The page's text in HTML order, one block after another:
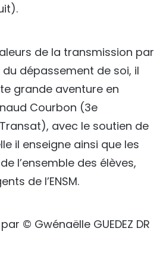
de la transmission par
du dépassement de soi, il
grande aventure en
Courbon (3e
avec le soutien de
il enseigne ainsi que les
l’ensemble des élèves,
de l’ENSM.
© Gwénaëlle GUEDEZ DR